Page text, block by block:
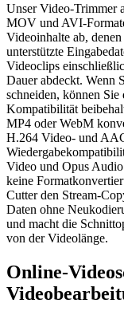
Unser Video-Trimmer
MOV und AVI-
Videoinhalte ab,
unterstützte
Videoclips
Dauer abdeckt. Wenn
schneiden, können
Kompatibilität
MP4 oder WebM
H.264 Video- und
Video und Opus
keine
Cutter den Stream-
Daten ohne
und macht die
von der Videolänge.
Online-